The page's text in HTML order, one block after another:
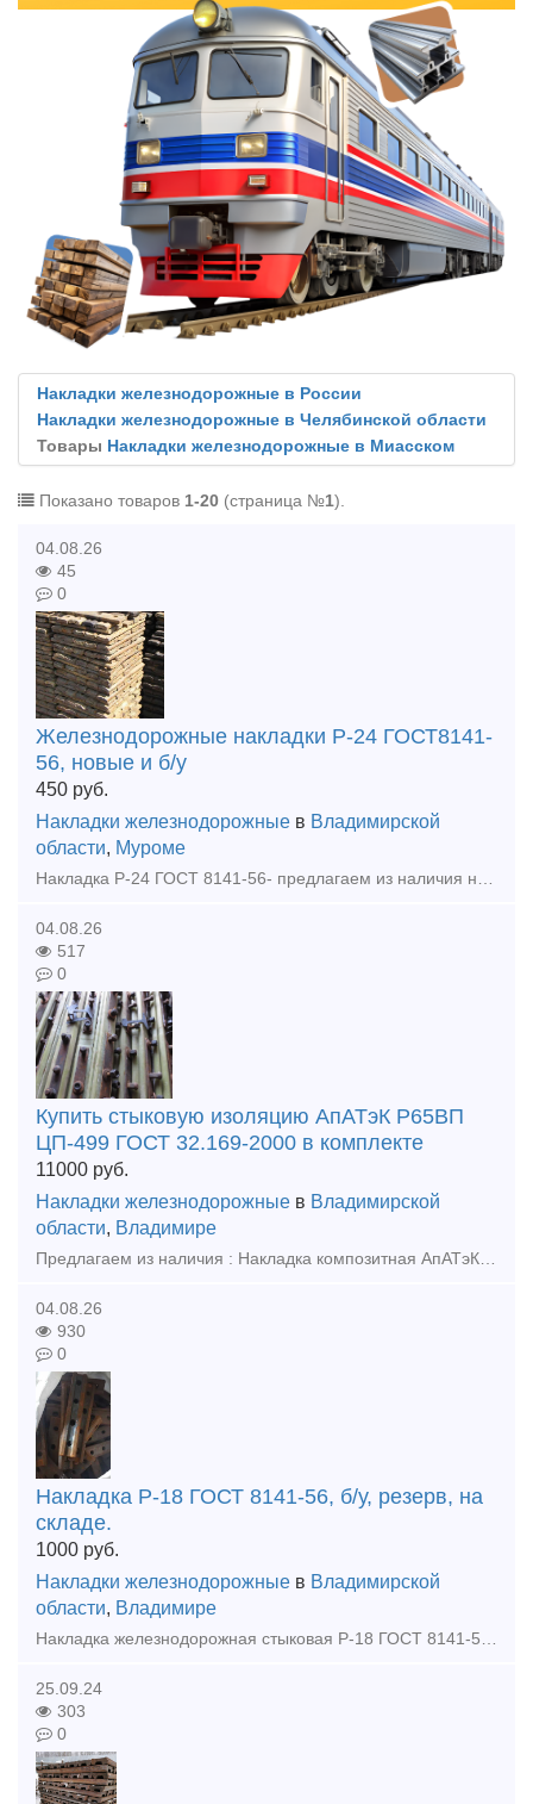
Накладки железнодорожные в России
Накладки железнодорожные в Челябинской области
Товары Накладки железнодорожные в Миасском
Показано товаров 1-20 (страница №1).
04.08.26
45
0
Железнодорожные накладки Р-24 ГОСТ8141-
56, новые и б/у
450 руб.
Накладки железнодорожные в Владимирской
области, Муроме
Накладка Р-24 ГОСТ 8141-56- предлагаем из наличия на нашем складе, новая, бу, гарантия качества, оперативная отгрузка. Оплата: наличными, безналичным расчетом, банковской картой. Скидки от выбора о
04.08.26
517
0
Купить стыковую изоляцию АпАТэК Р65ВП
ЦП-499 ГОСТ 32.169-2000 в комплекте
11000 руб.
Накладки железнодорожные в Владимирской
области, Владимире
Предлагаем из наличия : Накладка композитная АпАТэК Р65ВП ЦП-499-2шт, Прокладка стыковая ПСН-65 ЦП-507-1шт., Прокладка стыковая ПСН-65 ЦП-507-1шт., Планка стопорная СИ-Р65ВП-8-2 ЦП-504-2шт., Планка ст
04.08.26
930
0
Накладка Р-18 ГОСТ 8141-56, б/у, резерв, на
складе.
1000 руб.
Накладки железнодорожные в Владимирской
области, Владимире
Накладка железнодорожная стыковая Р-18 ГОСТ 8141-56, для узкоколейных рельсов Р-18 б/у, восстановленная. Отгрузка: транспортной компанией или самовывоз Оплата: безналичный расчет, наличные, по факту
25.09.24
303
0